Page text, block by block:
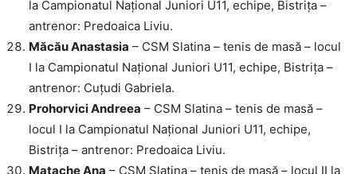
la Campionatul Național Juniori U11, echipe, Bistrița –
antrenor: Predoaica Liviu.
Măcău Anastasia – CSM Slatina – tenis de masă – locul
I la Campionatul Național Juniori U11, echipe, Bistrița –
antrenor: Cuțudi Gabriela.
Prohorvici Andreea – CSM Slatina – tenis de masă –
locul I la Campionatul Național Juniori U11, echipe,
Bistrița – antrenor: Predoaica Liviu.
Matache Ana – CSM Slatina – tenis de masă – locul II la